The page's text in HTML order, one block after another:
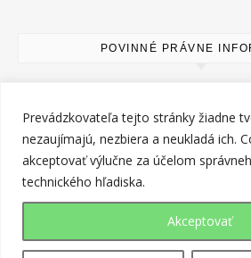
Prevádzkovateľa tejto stránky žiadne
nezaujímajú, nezbiera a neukladá ich.
akceptovať výlučne za účelom
technického hľadiska.
Akceptovať
POVINNÉ PRÁVNE
Cookies na tomto webe
Copyright k textom a fotografiám
Zásady ochrany osobných údajov
© 2014 - 2026 Andy